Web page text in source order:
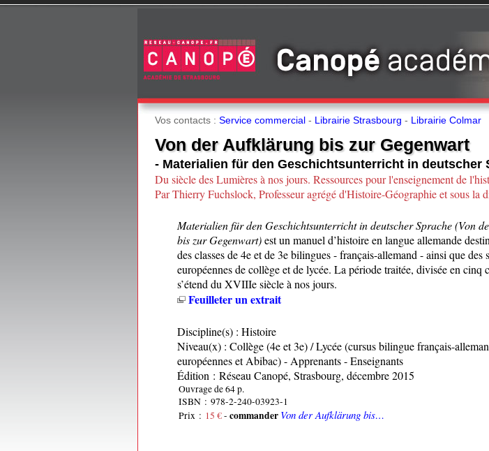
Vos contacts : Service commercial - Librairie Strasbourg - Librairie Colmar
Von der Aufklärung bis zur Gegenwart
- Materialien für den Geschichtsunterricht in deutscher
Du siècle des Lumières à nos jours. Ressources pour l'enseignement de
Par Thierry Fuchslock, Professeur agrégé d'Histoire-Géographie et sous
Materialien für den Geschichtsunterricht in deutscher Sprache (Von
bis zur Gegenwart)est un manuel d’histoire en langue allemande
des classes de 4e et de 3e bilingues - français-allemand - ainsi que des
européennes de collège et de lycée. La période traitée, divisée en cinq
s’étend du XVIIIe siècle à nos jours.
Feuilleter un extrait
Discipline(s) : Histoire
Niveau(x) : Collège (4e et 3e) / Lycée (cursus bilingue français-
européennes et Abibac) - Apprenants - Enseignants
Édition : Réseau Canopé, Strasbourg, décembre 2015
Ouvrage de 64 p.
ISBN : 978-2-240-03923-1
Prix : 15 €- commander Von der Aufklärung bis…